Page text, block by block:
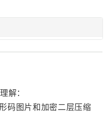
解：
码图片和加密二层压缩